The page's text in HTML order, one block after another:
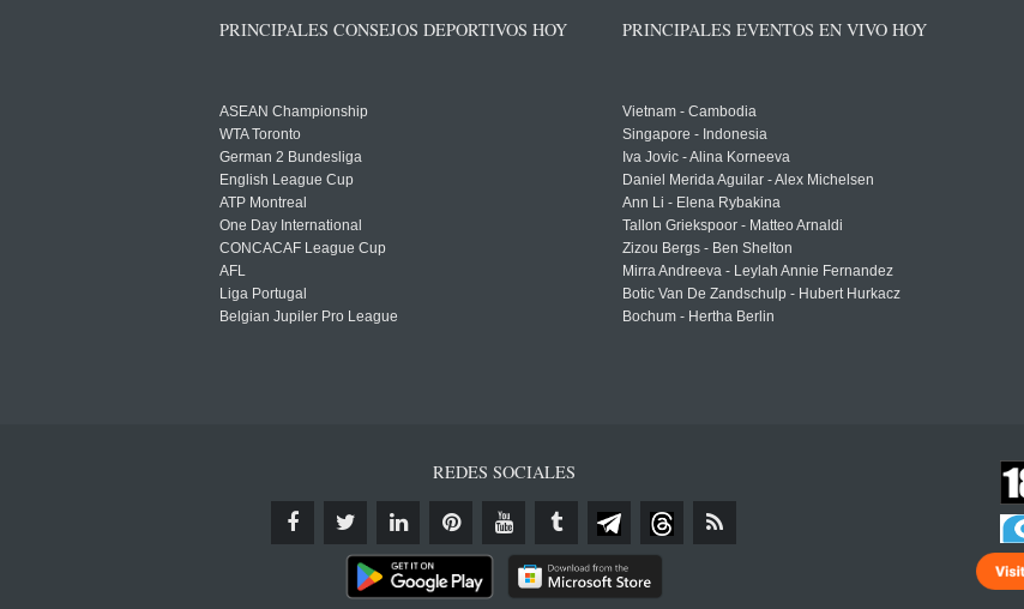
PRINCIPALES CONSEJOS DEPORTIVOS HOY
ASEAN Championship
WTA Toronto
German 2 Bundesliga
English League Cup
ATP Montreal
One Day International
CONCACAF League Cup
AFL
Liga Portugal
Belgian Jupiler Pro League
PRINCIPALES EVENTOS EN VIVO HOY
Vietnam - Cambodia
Singapore - Indonesia
Iva Jovic - Alina Korneeva
Daniel Merida Aguilar - Alex Michelsen
Ann Li - Elena Rybakina
Tallon Griekspoor - Matteo Arnaldi
Zizou Bergs - Ben Shelton
Mirra Andreeva - Leylah Annie Fernandez
Botic Van De Zandschulp - Hubert Hurkacz
Bochum - Hertha Berlin
REDES SOCIALES